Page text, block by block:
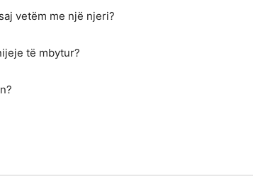
vetëm me një njeri?
të mbytur?